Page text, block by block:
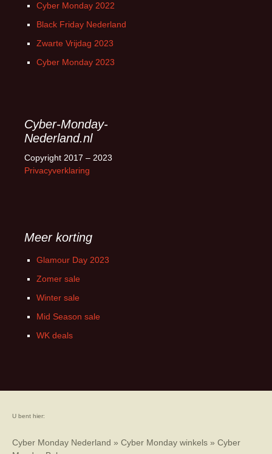
Cyber Monday 2022
Black Friday Nederland
Zwarte Vrijdag 2023
Cyber Monday 2023
Cyber-Monday-
Nederland.nl
Copyright 2017 – 2023
Privacyverklaring
Meer korting
Glamour Day 2023
Zomer sale
Winter sale
Mid Season sale
WK deals
U bent hier:
Cyber Monday Nederland » Cyber Monday winkels » Cyber